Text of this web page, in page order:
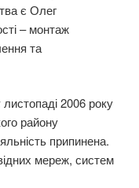
є Олег
– монтаж
та
2006 року
району
припинена.
мереж, систем